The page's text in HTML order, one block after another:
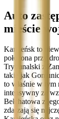
Auto
mieście
Kamieńsk to
położona przy
Trybunalski z
takie jak
to właśnie w tym
intensywny ze
Bełchatowa z
zdarzają się